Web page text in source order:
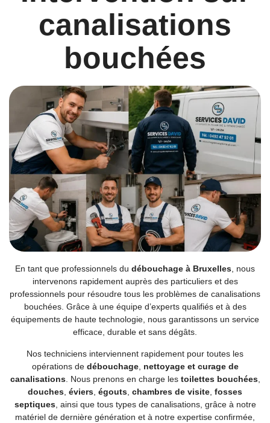
canalisations
bouchées
En tant que professionnels du débouchage à Bruxelles, nous
intervenons rapidement auprès des particuliers et des
professionnels pour résoudre tous les problèmes de canalisations
bouchées. Grâce à une équipe d’experts qualifiés et à des
équipements de haute technologie, nous garantissons un service
efficace, durable et sans dégâts.
Nos techniciens interviennent rapidement pour toutes les
opérations de débouchage, nettoyage et curage de
canalisations. Nous prenons en charge les toilettes bouchées,
douches, éviers, égouts, chambres de visite, fosses
septiques, ainsi que tous types de canalisations, grâce à notre
matériel de dernière génération et à notre expertise confirmée,